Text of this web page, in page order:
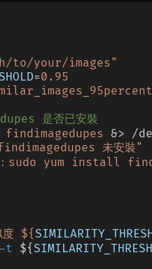
to/your/images"
=0.95
是否已安裝
findimagedupes &> /
未安裝"
：sudo yum install
度 ${
t ${